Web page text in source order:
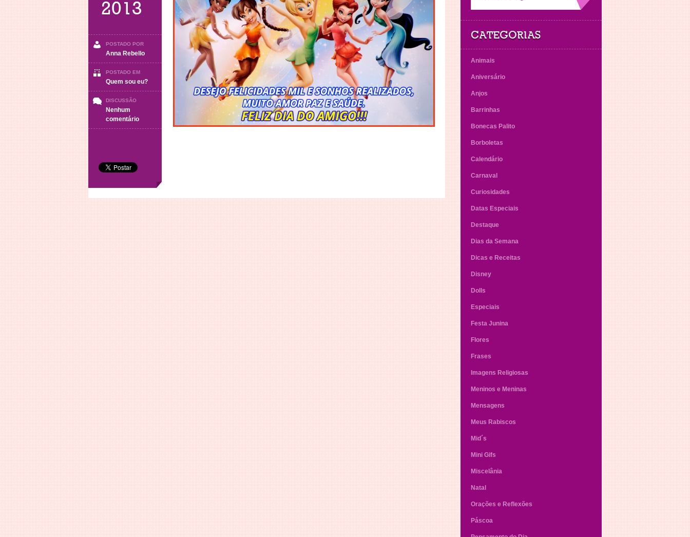
2013
POSTADO POR
Anna Rebello
POSTADO EM
Quem sou eu?
DISCUSSÃO
Nenhum
comentárioem
Dia
CATEGORIAS
Animais
Aniversário
Anjos
Barrinhas
Bonecas Palito
Borboletas
Calendário
Carnaval
Curiosidades
Datas Especiais
Destaque
Dias da Semana
Dicas e Receitas
Disney
Dolls
Especiais
Festa Junina
Flores
Frases
Imagens Religiosas
Meninos e Meninas
Mensagens
Meus Rabiscos
Mid´s
Mini Gifs
Miscelânia
Natal
Orações e Reflexões
Páscoa